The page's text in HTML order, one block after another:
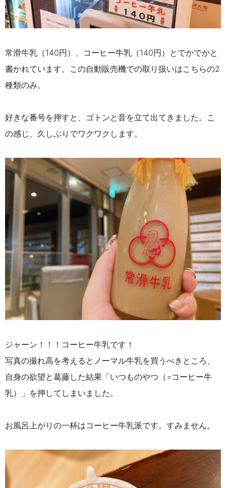
常滑牛乳（140円）、コーヒー牛乳（140円）とでかでかと
書かれています。この自動販売機での取り扱いはこちらの2
種類のみ。
好きな番号を押すと、ゴトンと音を立て出てきました。こ
の感じ、久しぶりでワクワクします。
ジャーン！！！コーヒー牛乳です！
写真の撮れ高を考えるとノーマル牛乳を買うべきところ、
自身の欲望と葛藤した結果「いつものやつ（=コーヒー牛
乳）」を押してしまいました。
お風呂上がりの一杯はコーヒー牛乳派です。すみません。